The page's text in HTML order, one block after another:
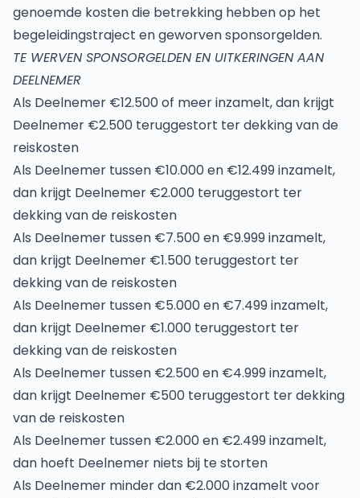
genoemde kosten die betrekking hebben op het
begeleidingstraject en geworven sponsorgelden.
TE WERVEN SPONSORGELDEN EN UITKERINGEN AAN
DEELNEMER
Als Deelnemer €12.500 of meer inzamelt, dan krijgt
Deelnemer €2.500 teruggestort ter dekking van de
reiskosten
Als Deelnemer tussen €10.000 en €12.499 inzamelt,
dan krijgt Deelnemer €2.000 teruggestort ter
dekking van de reiskosten
Als Deelnemer tussen €7.500 en €9.999 inzamelt,
dan krijgt Deelnemer €1.500 teruggestort ter
dekking van de reiskosten
Als Deelnemer tussen €5.000 en €7.499 inzamelt,
dan krijgt Deelnemer €1.000 teruggestort ter
dekking van de reiskosten
Als Deelnemer tussen €2.500 en €4.999 inzamelt,
dan krijgt Deelnemer €500 teruggestort ter dekking
van de reiskosten
Als Deelnemer tussen €2.000 en €2.499 inzamelt,
dan hoeft Deelnemer niets bij te storten
Als Deelnemer minder dan €2.000 inzamelt voor